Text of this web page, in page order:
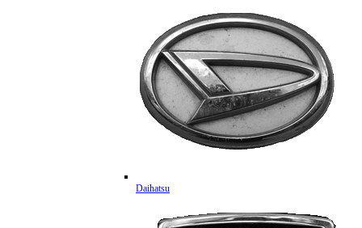
Daihatsu